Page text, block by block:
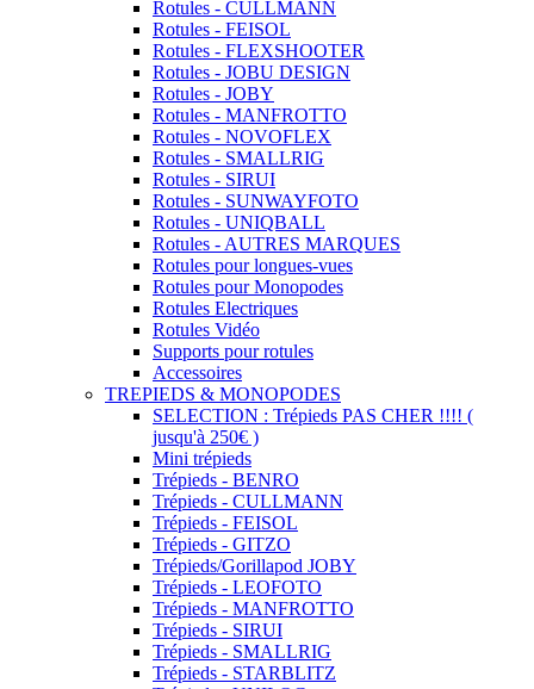
Rotules - CULLMANN
Rotules - FEISOL
Rotules - FLEXSHOOTER
Rotules - JOBU DESIGN
Rotules - JOBY
Rotules - MANFROTTO
Rotules - NOVOFLEX
Rotules - SMALLRIG
Rotules - SIRUI
Rotules - SUNWAYFOTO
Rotules - UNIQBALL
Rotules - AUTRES MARQUES
Rotules pour longues-vues
Rotules pour Monopodes
Rotules Electriques
Rotules Vidéo
Supports pour rotules
Accessoires
TREPIEDS & MONOPODES
SELECTION : Trépieds PAS CHER !!!! (
jusqu'à 250€ )
Mini trépieds
Trépieds - BENRO
Trépieds - CULLMANN
Trépieds - FEISOL
Trépieds - GITZO
Trépieds/Gorillapod JOBY
Trépieds - LEOFOTO
Trépieds - MANFROTTO
Trépieds - SIRUI
Trépieds - SMALLRIG
Trépieds - STARBLITZ